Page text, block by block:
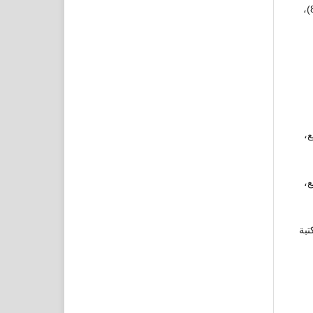
الفلسفة (دراسة تحليلية)، بحث منشور بمجلة كلية التربية ـ جامعة دمياط ، العدد (81)،